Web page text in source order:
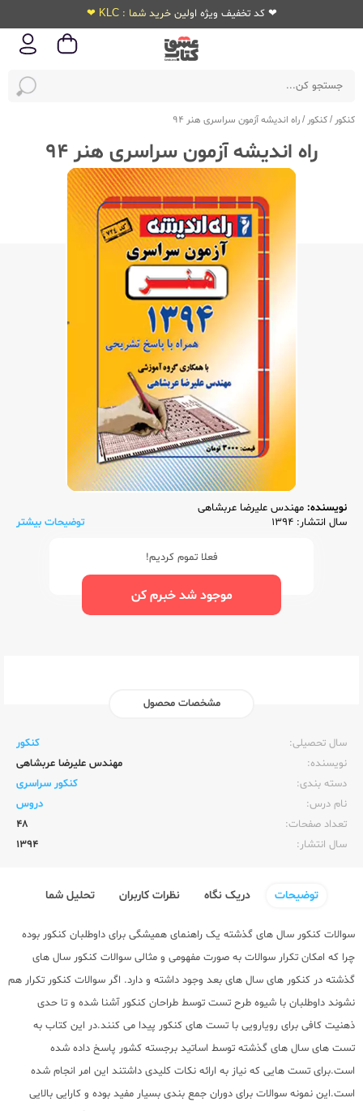
❤ کد تخفیف ویژه اولین خرید شما : KLC ❤
کنکور /کنکور /راه اندیشه آزمون سراسری هنر 94
راه اندیشه آزمون سراسری هنر 94
نویسنده: مهندس علیرضا عربشاهی
سال انتشار: 1394
توضیحات بیشتر
فعلا تموم کردیم!
موجود شد خبرم کن
مشخصات محصول
سال تحصیلی:‌
کنکور
نویسنده:‌
مهندس علیرضا عربشاهی
دسته بندی:
کنکور سراسری
نام درس:
دروس
تعداد صفحات:‌
48
سال انتشار:‌
1394
توضیحات دریک نگاه نظرات کاربران تحلیل شما
سوالات کنکور سال های گذشته یک راهنمای همیشگی برای داوطلبان کنکور بوده
چرا که امکان تکرار سوالات به صورت مفهومی و مثالی سوالات کنکور سال های
گذشته در کنکور های سال های بعد وجود داشته و دارد. اگر سوالات کنکور تکرار هم
نشوند داوطلبان با شیوه طرح تست توسط طراحان کنکور آشنا شده و تا حدی
ذهنیت کافی برای رویارویی با تست های کنکور پیدا می کنند.در این کتاب به
تست های سال های گذشته توسط اساتید برجسته کشور پاسخ داده شده
است.برای تست هایی که نیاز به ارائه نکات کلیدی داشتند این امر انجام شده
است.این نمونه سوالات برای دوران جمع بندی بسیار مفید بوده و کارایی بالایی